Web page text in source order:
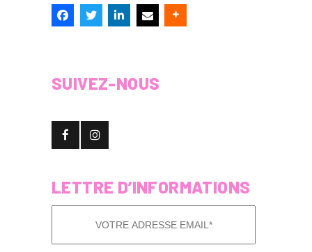
SUIVEZ-NOUS
LETTRE D’INFORMATIONS